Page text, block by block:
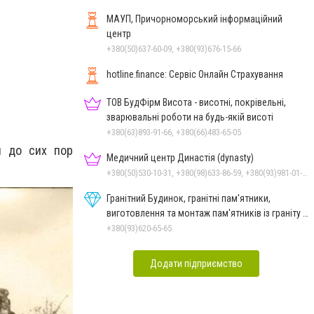
до сих пор
МАУП, Причорноморський інформаційний
центр
+380(50)637-60-09, +380(93)676-15-66
hotline.finance: Сервіс Онлайн Страхування
ТОВ БудФірм Висота - висотні, покрівельні,
зварювальні роботи на будь-якій висоті
+380(63)893-91-66, +380(66)483-65-05
Медичний центр Династія (dynasty)
Гранітний Будинок, гранітні пам'ятники,
виготовлення та монтаж пам'ятників із граніту в
Миколаєві
+380(93)620-65-65
Додати підприємство